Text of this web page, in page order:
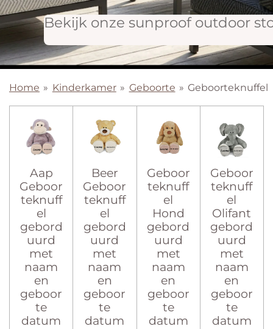
Bekijk onze sunproof outdoor
Home » Kinderkamer » Geboorte » Geboorteknuffel
Aap
Geboor
teknuff
el
gebord
uurd
met
naam
en
geboor
te
datum
Beer
Geboor
teknuff
el
gebord
uurd
met
naam
en
geboor
te
datum
Geboor
teknuff
el
Hond
gebord
uurd
met
naam
en
geboor
te
datum
Geboor
teknuff
el
Olifant
gebord
uurd
met
naam
en
geboor
te
datum